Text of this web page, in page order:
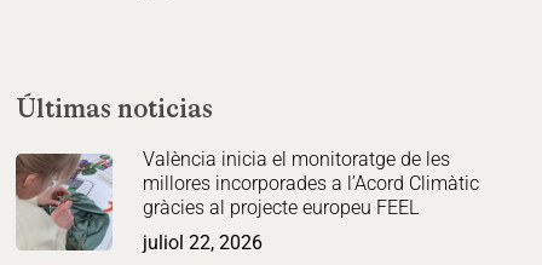
Últimas noticias
València inicia el monitoratge de les
millores incorporades a l’Acord Climàtic
gràcies al projecte europeu FEEL
juliol 22, 2026